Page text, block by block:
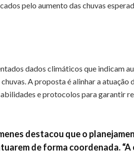
pelo aumento das chuvas
dados climáticos que indicam
A proposta é alinhar a atuação
e protocolos para garantir
destacou que o
de forma coordenada.